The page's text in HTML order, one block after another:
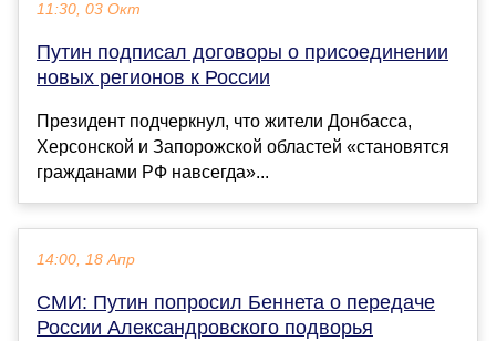
11:30, 03 Окт
Путин подписал договоры о присоединении
новых регионов к России
Президент подчеркнул, что жители Донбасса,
Херсонской и Запорожской областей «становятся
гражданами РФ навсегда»...
14:00, 18 Апр
СМИ: Путин попросил Беннета о передаче
России Александровского подворья